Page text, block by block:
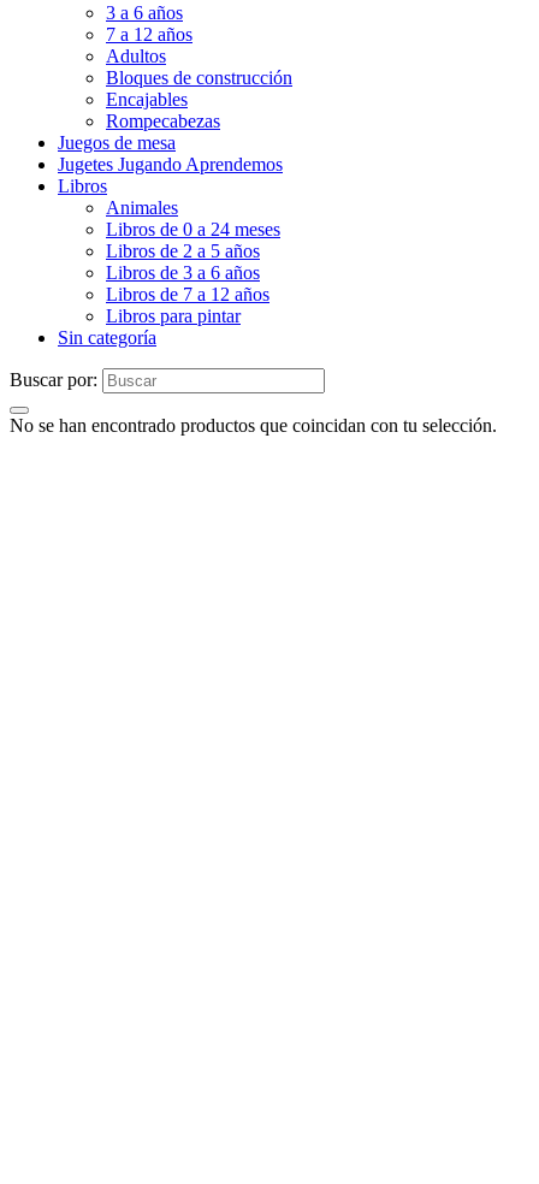
3 a 6 años
7 a 12 años
Adultos
Bloques de construcción
Encajables
Rompecabezas
Juegos de mesa
Jugetes Jugando Aprendemos
Libros
Animales
Libros de 0 a 24 meses
Libros de 2 a 5 años
Libros de 3 a 6 años
Libros de 7 a 12 años
Libros para pintar
Sin categoría
Buscar por:
No se han encontrado productos que coincidan con tu selección.